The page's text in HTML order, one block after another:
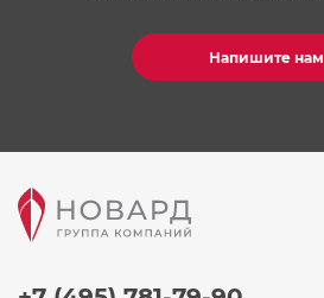
Напишите нам